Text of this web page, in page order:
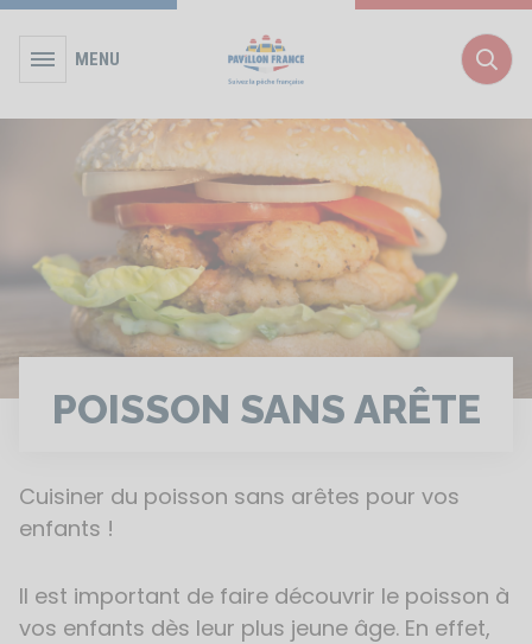
MENU
POISSON SANS ARÊTE
Cuisiner du poisson sans arêtes pour vos
enfants !
Il est important de faire découvrir le poisson à
vos enfants dès leur plus jeune âge. En effet,